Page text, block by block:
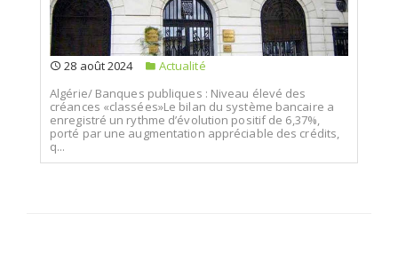
28 août 2024
Actualité
Algérie/ Banques publiques : Niveau élevé des
créances «classées»Le bilan du système bancaire a
enregistré un rythme d’évolution positif de 6,37%,
porté par une augmentation appréciable des crédits,
q...